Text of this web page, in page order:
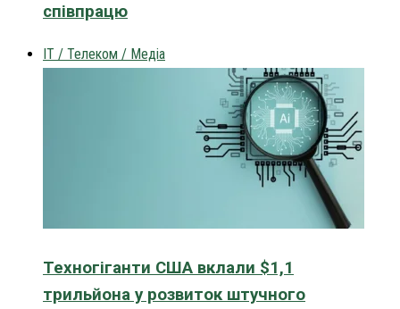
співпрацю
IT / Телеком / Медіа
Техногіганти США вклали $1,1
трильйона у розвиток штучного